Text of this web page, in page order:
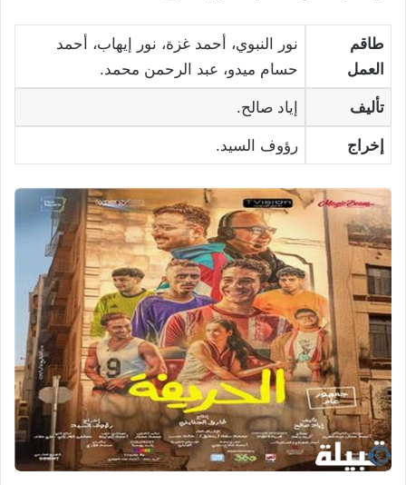
طاقم
العمل
نور النبوي، أحمد غزة، نور إيهاب، أحمد
حسام ميدو، عبد الرحمن محمد.
تأليف إياد صالح.
إخراج رؤوف السيد.